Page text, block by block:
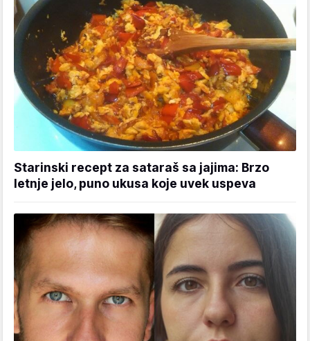
Starinski recept za sataraš sa jajima: Brzo
letnje jelo, puno ukusa koje uvek uspeva